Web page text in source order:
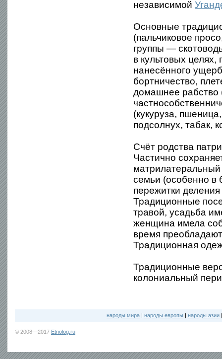
независимой
Основные
(пальчиковое
группы —
в культовых
нанесённого
бортничество,
домашнее
(кукуруза,
подсолнух, табак,
Счёт родства
Частично
семьи (особенно в
пережитки деления
Традиционные
травой, усадьба
женщина имела
время
Традиционная
Традиционные
колониальный
народы мира | народы европы | народы азии
© 2008—2017 Etnolog.ru